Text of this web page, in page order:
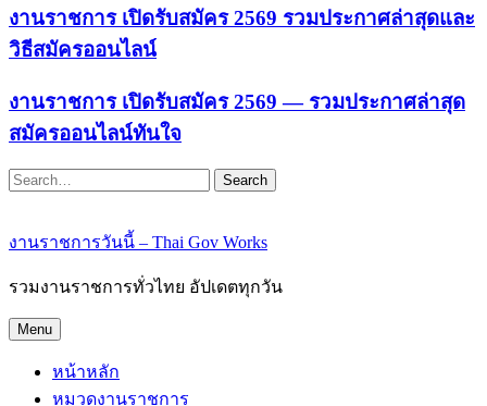
งานราชการ เปิดรับสมัคร 2569 รวมประกาศล่าสุดและ
วิธีสมัครออนไลน์
งานราชการ เปิดรับสมัคร 2569 — รวมประกาศล่าสุด
สมัครออนไลน์ทันใจ
Search
งานราชการวันนี้ – Thai Gov Works
รวมงานราชการทั่วไทย อัปเดตทุกวัน
Menu
หน้าหลัก
หมวดงานราชการ